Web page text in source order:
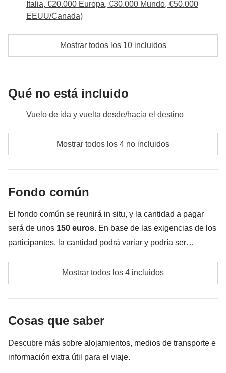
común.
Transporte: en total unas 4 horas de viaje + vuelo
Italia, €20.000 Europa, €30.000 Mundo, €50.000
EEUU/Canada)
Mostrar todos los 10 incluidos
Qué no está incluido
Vuelo de ida y vuelta desde/hacia el destino
Comidas y bebidas donde no esté expresamente
Todos los extras que querrás comprar y que
incluido"
Mostrar todos los 4 no incluidos
Fondo común
El fondo común se reunirá in situ, y la cantidad a pagar
será de unos 150 euros. En base de las exigencias de los
participantes, la cantidad podrá variar y podría ser
caso, se devolverá la diferencia no utilizada.
Transportes locales
han acordado realizar, junto con la parte
correspondiente del coordinador. Actividades
Mostrar todos los 4 incluidos
Cosas que saber
Descubre más sobre alojamientos, medios de transporte e
información extra útil para el viaje.